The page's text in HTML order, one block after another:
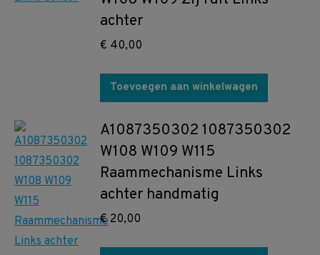
achter
€ 40,00
Toevoegen aan winkelwagen
A1087350302 1087350302
W108 W109 W115
Raammechanisme Links
achter handmatig
€20,00